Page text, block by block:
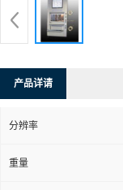
产品详请
分辨率
重量